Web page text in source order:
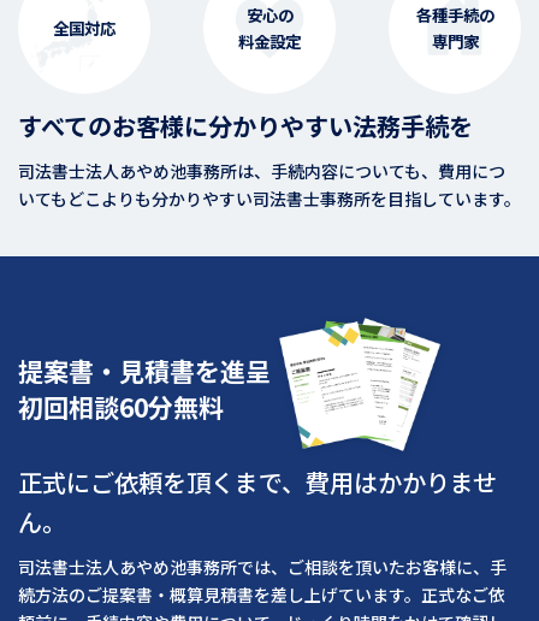
全国対応
安心の
料金設定
各種手続の
専門家
すべてのお客様に分かりやすい法務手続を
司法書士法人あやめ池事務所は、手続内容についても、費用につ
いてもどこよりも分かりやすい司法書士事務所を目指しています。
提案書・見積書を進呈
初回相談60分無料
正式にご依頼を頂くまで、費用はかかりませ
ん。
司法書士法人あやめ池事務所では、ご相談を頂いたお客様に、手
続方法のご提案書・概算見積書を差し上げています。正式なご依